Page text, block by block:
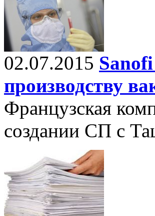
02.07.2015
производству
Французская
создании СП с